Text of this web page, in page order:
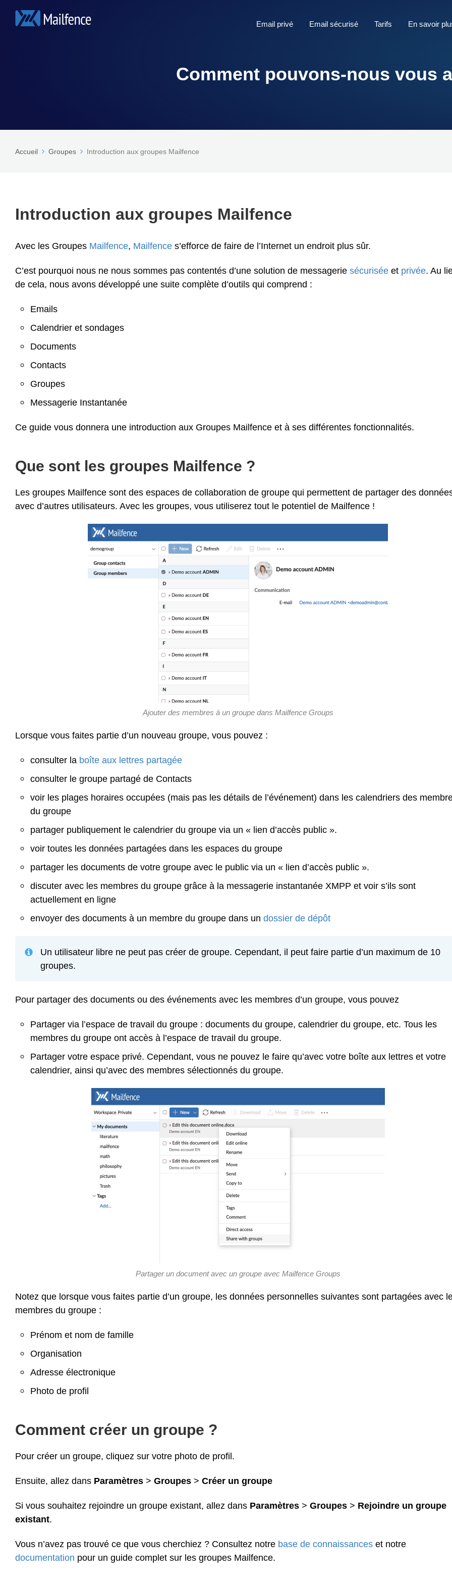
Email privé Email sécurisé Tarifs En savoir
Comment pouvons-nous vous
Accueil Groupes Introduction aux groupes Mailfence
Introduction aux groupes Mailfence
Avec les Groupes Mailfence, Mailfence s’efforce de faire de l’Internet un endroit plus sûr.
C’est pourquoi nous ne nous sommes pas contentés d’une solution de messagerie sécurisée et privée. Au
de cela, nous avons développé une suite complète d’outils qui comprend :
Emails
Calendrier et sondages
Documents
Contacts
Groupes
Messagerie Instantanée
Ce guide vous donnera une introduction aux Groupes Mailfence et à ses différentes fonctionnalités.
Que sont les groupes Mailfence ?
Les groupes Mailfence sont des espaces de collaboration de groupe qui permettent de partager des
avec d’autres utilisateurs. Avec les groupes, vous utiliserez tout le potentiel de Mailfence !
Ajouter des membres à un groupe dans Mailfence Groups
Lorsque vous faites partie d’un nouveau groupe, vous pouvez :
consulter la boîte aux lettres partagée
consulter le groupe partagé de Contacts
voir les plages horaires occupées (mais pas les détails de l’événement) dans les calendriers des
du groupe
partager publiquement le calendrier du groupe via un « lien d’accès public ».
voir toutes les données partagées dans les espaces du groupe
partager les documents de votre groupe avec le public via un « lien d’accès public ».
discuter avec les membres du groupe grâce à la messagerie instantanée XMPP et voir s’ils sont
actuellement en ligne
envoyer des documents à un membre du groupe dans un dossier de dépôt
Un utilisateur libre ne peut pas créer de groupe. Cependant, il peut faire partie d’un maximum de 10
groupes.
Pour partager des documents ou des événements avec les membres d’un groupe, vous pouvez
Partager via l’espace de travail du groupe : documents du groupe, calendrier du groupe, etc. Tous les
membres du groupe ont accès à l’espace de travail du groupe.
Partager votre espace privé. Cependant, vous ne pouvez le faire qu’avec votre boîte aux lettres et votre
calendrier, ainsi qu’avec des membres sélectionnés du groupe.
Partager un document avec un groupe avec Mailfence Groups
Notez que lorsque vous faites partie d’un groupe, les données personnelles suivantes sont partagées avec
membres du groupe :
Prénom et nom de famille
Organisation
Adresse électronique
Photo de profil
Comment créer un groupe ?
Pour créer un groupe, cliquez sur votre photo de profil.
Ensuite, allez dans Paramètres > Groupes > Créer un groupe
Si vous souhaitez rejoindre un groupe existant, allez dans Paramètres > Groupes > Rejoindre un groupe
existant.
Vous n’avez pas trouvé ce que vous cherchiez ? Consultez notre base de connaissances et notre
documentation pour un guide complet sur les groupes Mailfence.